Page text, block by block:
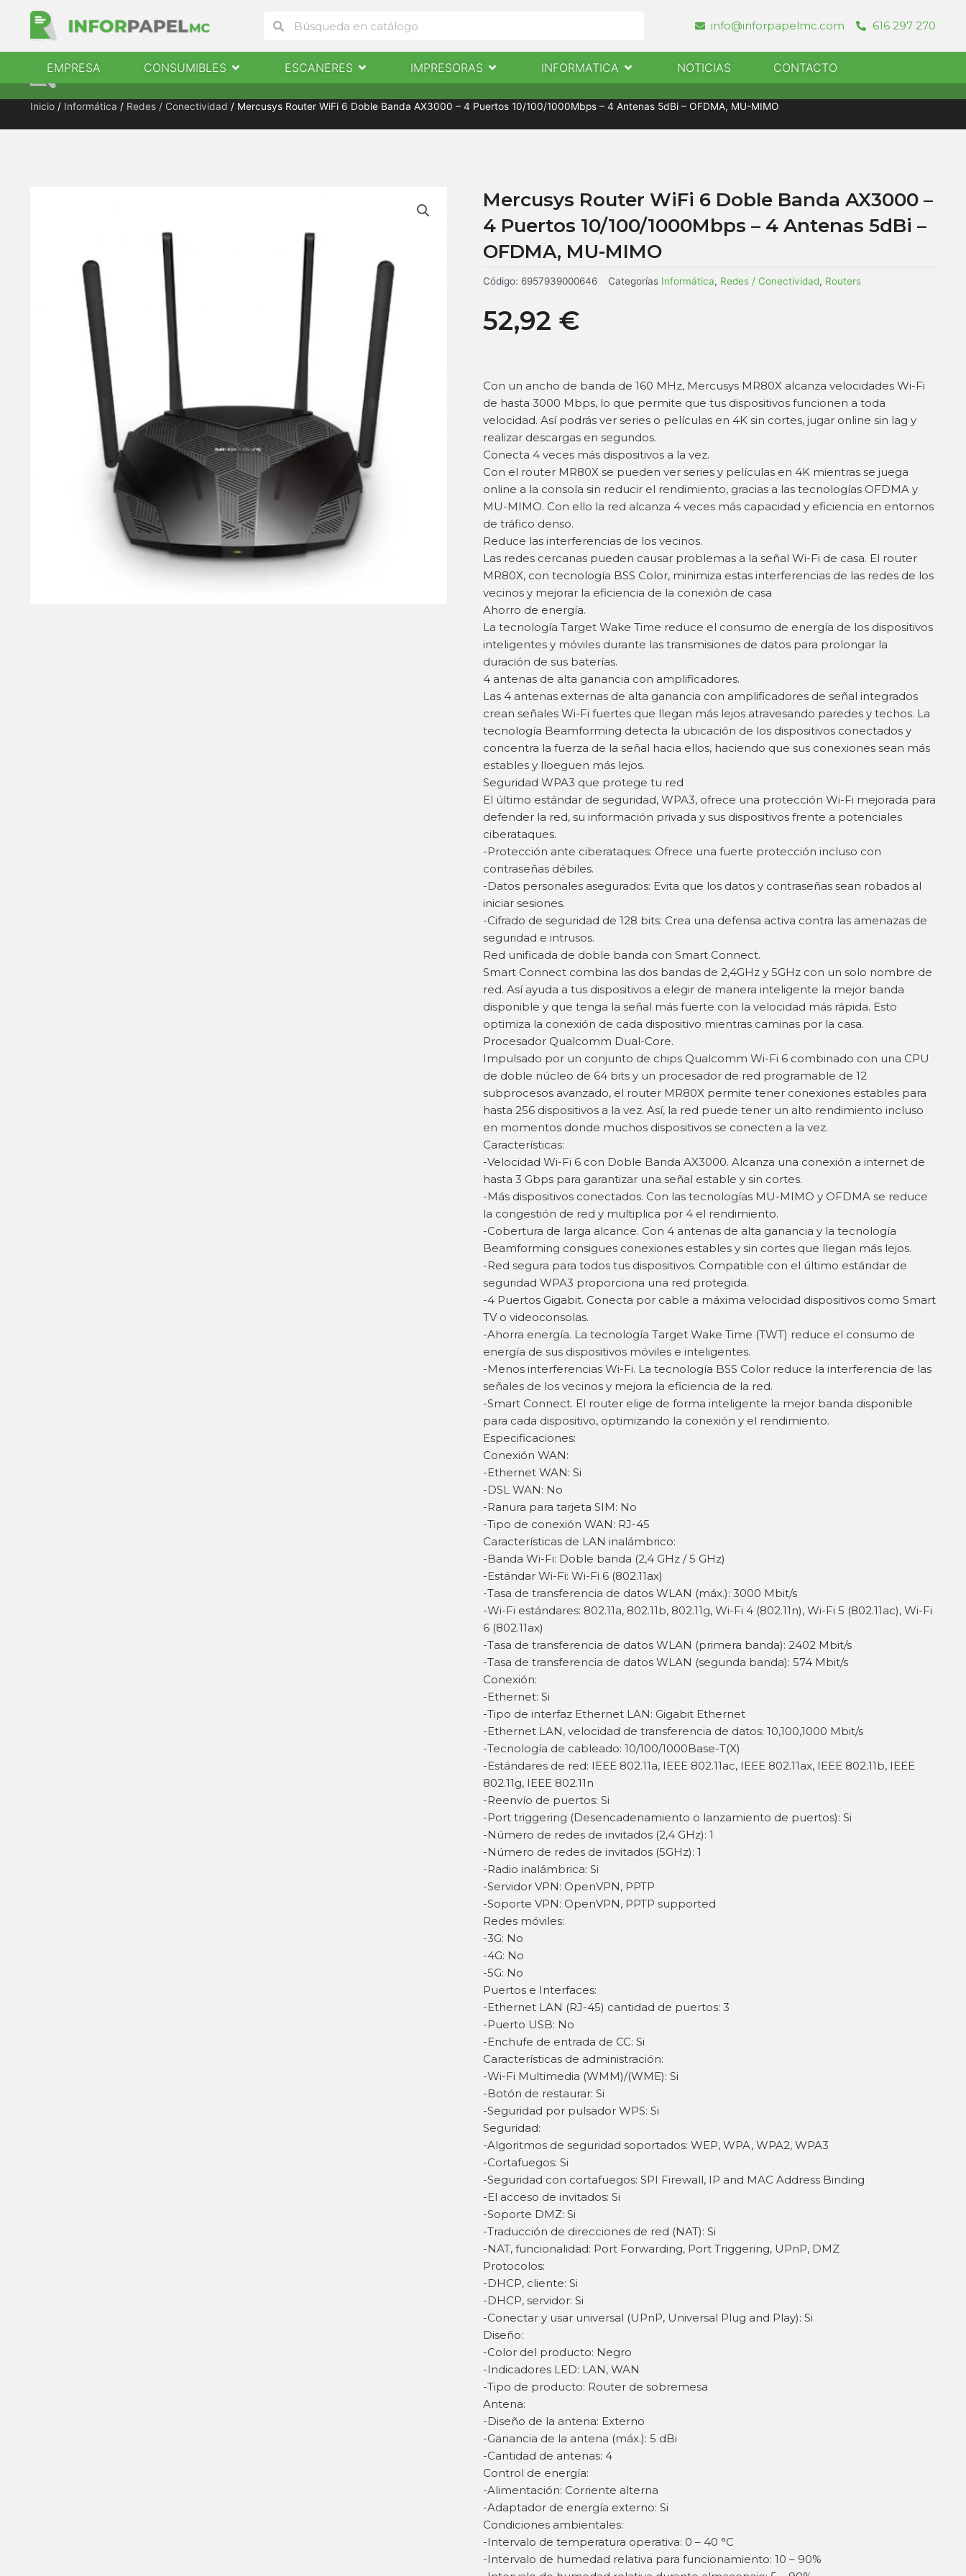
contenido
BuscarBuscar info@inforpapelmc.com 616 297 270
EMPRESA CONSUMIBLES ESCANERES IMPRESORAS INFORMÁTICA NOTICIAS CONTACTO
EMPRESA CONSUMIBLES Abrir Consumibles
ESCANERES Abrir EscaneresIMPRESORAS Abrir ImpresorasINFORMATICA Abrir InformaticaNOTICIAS CONTACTO
Inicio / Informática / Redes / Conectividad / Mercusys Router WiFi 6 Doble Banda AX3000 – 4 Puertos 10/100/1000Mbps – 4 Antenas 5dBi – OFDMA, MU-MIMO
Mercusys Router WiFi 6 Doble Banda AX3000 –
4 Puertos 10/100/1000Mbps – 4 Antenas 5dBi –
OFDMA, MU-MIMO
Código: 6957939000646 Categorías Informática, Redes / Conectividad, Routers
52,92 €
Con un ancho de banda de 160 MHz, Mercusys MR80X alcanza velocidades Wi-Fi
de hasta 3000 Mbps, lo que permite que tus dispositivos funcionen a toda
velocidad. Así podrás ver series o películas en 4K sin cortes, jugar online sin lag y
realizar descargas en segundos.
Conecta 4 veces más dispositivos a la vez.
Con el router MR80X se pueden ver series y películas en 4K mientras se juega
online a la consola sin reducir el rendimiento, gracias a las tecnologías OFDMA y
MU-MIMO. Con ello la red alcanza 4 veces más capacidad y eficiencia en entornos
de tráfico denso.
Reduce las interferencias de los vecinos.
Las redes cercanas pueden causar problemas a la señal Wi-Fi de casa. El router
MR80X, con tecnología BSS Color, minimiza estas interferencias de las redes de los
vecinos y mejorar la eficiencia de la conexión de casa
Ahorro de energía.
La tecnología Target Wake Time reduce el consumo de energía de los dispositivos
inteligentes y móviles durante las transmisiones de datos para prolongar la
duración de sus baterías.
4 antenas de alta ganancia con amplificadores.
Las 4 antenas externas de alta ganancia con amplificadores de señal integrados
crean señales Wi-Fi fuertes que llegan más lejos atravesando paredes y techos. La
tecnología Beamforming detecta la ubicación de los dispositivos conectados y
concentra la fuerza de la señal hacia ellos, haciendo que sus conexiones sean más
estables y lloeguen más lejos.
Seguridad WPA3 que protege tu red
El último estándar de seguridad, WPA3, ofrece una protección Wi-Fi mejorada para
defender la red, su información privada y sus dispositivos frente a potenciales
ciberataques.
-Protección ante ciberataques: Ofrece una fuerte protección incluso con
contraseñas débiles.
-Datos personales asegurados: Evita que los datos y contraseñas sean robados al
iniciar sesiones.
-Cifrado de seguridad de 128 bits: Crea una defensa activa contra las amenazas de
seguridad e intrusos.
Red unificada de doble banda con Smart Connect.
Smart Connect combina las dos bandas de 2,4GHz y 5GHz con un solo nombre de
red. Así ayuda a tus dispositivos a elegir de manera inteligente la mejor banda
disponible y que tenga la señal más fuerte con la velocidad más rápida. Esto
optimiza la conexión de cada dispositivo mientras caminas por la casa.
Procesador Qualcomm Dual-Core.
Impulsado por un conjunto de chips Qualcomm Wi-Fi 6 combinado con una CPU
de doble núcleo de 64 bits y un procesador de red programable de 12
subprocesos avanzado, el router MR80X permite tener conexiones estables para
hasta 256 dispositivos a la vez. Así, la red puede tener un alto rendimiento incluso
en momentos donde muchos dispositivos se conecten a la vez.
Características:
-Velocidad Wi-Fi 6 con Doble Banda AX3000. Alcanza una conexión a internet de
hasta 3 Gbps para garantizar una señal estable y sin cortes.
-Más dispositivos conectados. Con las tecnologías MU-MIMO y OFDMA se reduce
la congestión de red y multiplica por 4 el rendimiento.
-Cobertura de larga alcance. Con 4 antenas de alta ganancia y la tecnología
Beamforming consigues conexiones estables y sin cortes que llegan más lejos.
-Red segura para todos tus dispositivos. Compatible con el último estándar de
seguridad WPA3 proporciona una red protegida.
-4 Puertos Gigabit. Conecta por cable a máxima velocidad dispositivos como Smart
TV o videoconsolas.
-Ahorra energía. La tecnología Target Wake Time (TWT) reduce el consumo de
energía de sus dispositivos móviles e inteligentes.
-Menos interferencias Wi-Fi. La tecnología BSS Color reduce la interferencia de las
señales de los vecinos y mejora la eficiencia de la red.
-Smart Connect. El router elige de forma inteligente la mejor banda disponible
para cada dispositivo, optimizando la conexión y el rendimiento.
Especificaciones:
Conexión WAN:
-Ethernet WAN: Si
-DSL WAN: No
-Ranura para tarjeta SIM: No
-Tipo de conexión WAN: RJ-45
Características de LAN inalámbrico:
-Banda Wi-Fi: Doble banda (2,4 GHz / 5 GHz)
-Estándar Wi-Fi: Wi-Fi 6 (802.11ax)
-Tasa de transferencia de datos WLAN (máx.): 3000 Mbit/s
-Wi-Fi estándares: 802.11a, 802.11b, 802.11g, Wi-Fi 4 (802.11n), Wi-Fi 5 (802.11ac), Wi-Fi
6 (802.11ax)
-Tasa de transferencia de datos WLAN (primera banda): 2402 Mbit/s
-Tasa de transferencia de datos WLAN (segunda banda): 574 Mbit/s
Conexión:
-Ethernet: Si
-Tipo de interfaz Ethernet LAN: Gigabit Ethernet
-Ethernet LAN, velocidad de transferencia de datos: 10,100,1000 Mbit/s
-Tecnología de cableado: 10/100/1000Base-T(X)
-Estándares de red: IEEE 802.11a, IEEE 802.11ac, IEEE 802.11ax, IEEE 802.11b, IEEE
802.11g, IEEE 802.11n
-Reenvío de puertos: Si
-Port triggering (Desencadenamiento o lanzamiento de puertos): Si
-Número de redes de invitados (2,4 GHz): 1
-Número de redes de invitados (5GHz): 1
-Radio inalámbrica: Si
-Servidor VPN: OpenVPN, PPTP
-Soporte VPN: OpenVPN, PPTP supported
Redes móviles:
-3G: No
-4G: No
-5G: No
Puertos e Interfaces:
-Ethernet LAN (RJ-45) cantidad de puertos: 3
-Puerto USB: No
-Enchufe de entrada de CC: Si
Características de administración:
-Wi-Fi Multimedia (WMM)/(WME): Si
-Botón de restaurar: Si
-Seguridad por pulsador WPS: Si
Seguridad:
-Algoritmos de seguridad soportados: WEP, WPA, WPA2, WPA3
-Cortafuegos: Si
-Seguridad con cortafuegos: SPI Firewall, IP and MAC Address Binding
-El acceso de invitados: Si
-Soporte DMZ: Si
-Traducción de direcciones de red (NAT): Si
-NAT, funcionalidad: Port Forwarding, Port Triggering, UPnP, DMZ
Protocolos:
-DHCP, cliente: Si
-DHCP, servidor: Si
-Conectar y usar universal (UPnP, Universal Plug and Play): Si
Diseño:
-Color del producto: Negro
-Indicadores LED: LAN, WAN
-Tipo de producto: Router de sobremesa
Antena:
-Diseño de la antena: Externo
-Ganancia de la antena (máx.): 5 dBi
-Cantidad de antenas: 4
Control de energía:
-Alimentación: Corriente alterna
-Adaptador de energía externo: Si
Condiciones ambientales:
-Intervalo de temperatura operativa: 0 – 40 °C
-Intervalo de humedad relativa para funcionamiento: 10 – 90%